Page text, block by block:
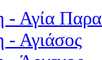
- Αγία
- Αγιάσος